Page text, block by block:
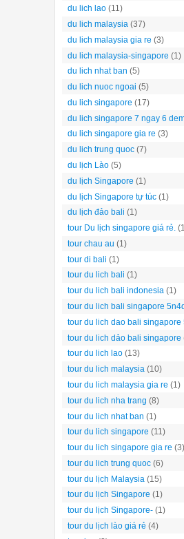
du lich lao (11)
du lich malaysia (37)
du lich malaysia gia re (3)
du lich malaysia-singapore (1)
du lich nhat ban (5)
du lich nuoc ngoai (5)
du lich singapore (17)
du lich singapore 7 ngay 6
du lich singapore gia re (3)
du lich trung quoc (7)
du lịch Lào (5)
du lịch Singapore (1)
du lịch Singapore tự túc (1)
du lịch đảo bali (1)
tour Du lịch singapore giá rẻ.
tour chau au (1)
tour di bali (1)
tour du lich bali (1)
tour du lich bali indonesia (1)
tour du lich bali singapore 5n4d
tour du lich dao bali singapore
tour du lich dảo bali singapore
tour du lich lao (13)
tour du lich malaysia (10)
tour du lich malaysia gia re (1)
tour du lich nha trang (8)
tour du lich nhat ban (1)
tour du lich singapore (11)
tour du lich singapore gia re (3)
tour du lich trung quoc (6)
tour du lịch Malaysia (15)
tour du lịch Singapore (1)
tour du lịch Singapore- (1)
tour du lịch lào giá rẻ (4)